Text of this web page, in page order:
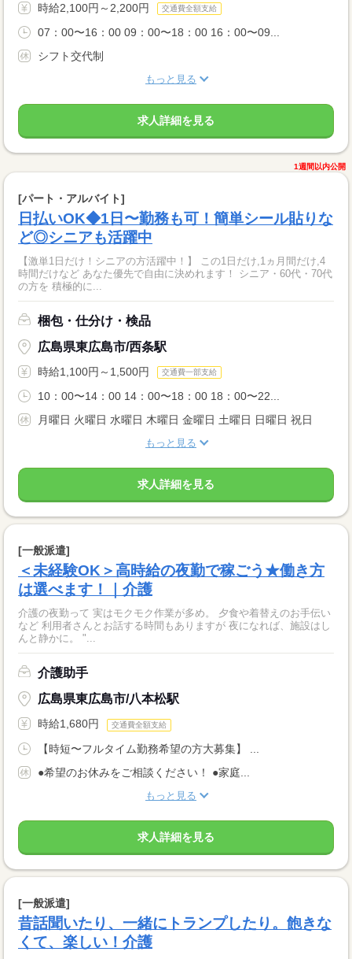
時給2,100円～2,200円 交通費全額支給
07：00〜16：00 09：00〜18：00 16：00〜09...
シフト交代制
もっと見る
求人詳細を見る
1週間以内公開
[パート・アルバイト]
日払いOK◆1日〜勤務も可！簡単シール貼りな
ど◎シニアも活躍中
【激単1日だけ！シニアの方活躍中！】 この1日だけ,1ヵ月間だけ,4
時間だけなど あなた優先で自由に決めれます！ シニア・60代・70代
の方を 積極的に...
梱包・仕分け・検品
広島県東広島市/西条駅
時給1,100円～1,500円 交通費一部支給
10：00〜14：00 14：00〜18：00 18：00〜22...
月曜日 火曜日 水曜日 木曜日 金曜日 土曜日 日曜日 祝日
もっと見る
求人詳細を見る
[一般派遣]
＜未経験OK＞高時給の夜勤で稼ごう★働き方
は選べます！｜介護
介護の夜勤って 実はモクモク作業が多め。 夕食や着替えのお手伝い
など 利用者さんとお話する時間もありますが 夜になれば、施設はし
んと静かに。 "...
介護助手
広島県東広島市/八本松駅
時給1,680円 交通費全額支給
【時短〜フルタイム勤務希望の方大募集】 ...
●希望のお休みをご相談ください！ ●家庭...
もっと見る
求人詳細を見る
[一般派遣]
昔話聞いたり、一緒にトランプしたり。飽きな
くて、楽しい！介護